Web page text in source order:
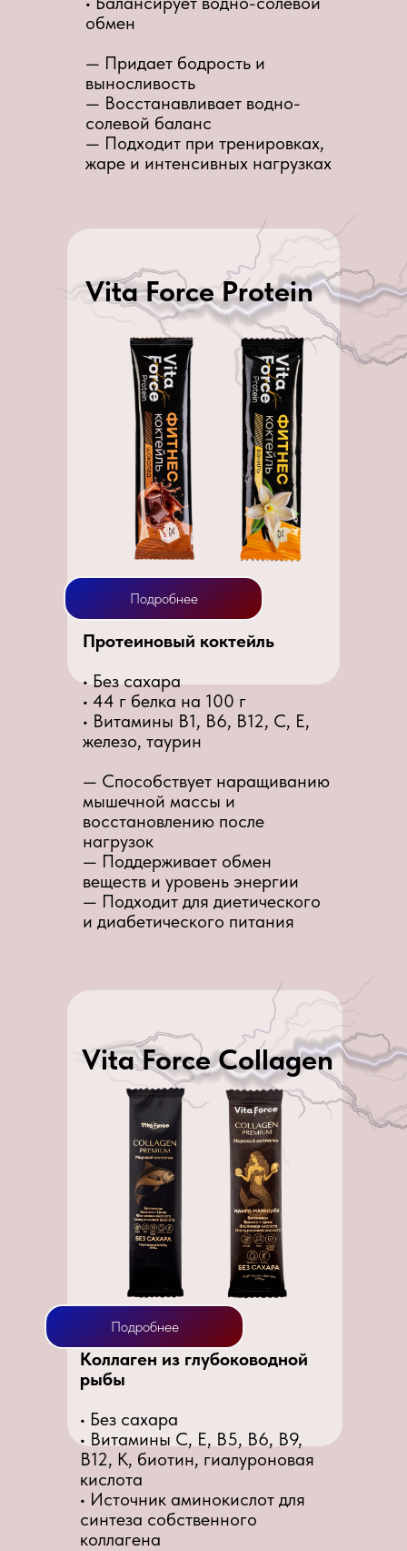
Vita Force Protein
Протеиновый коктейль
• Без сахара
• 44 г белка на 100 г
• Витамины B1, B6, B12, C, E,
железо, таурин
— Способствует наращиванию
мышечной массы и
восстановлению после
нагрузок
— Поддерживает обмен
веществ и уровень энергии
— Подходит для диетического
и диабетического питания
Подробнее
Vita Force Collagen
Коллаген из глубоководной
рыбы
• Без сахара
• Витамины C, E, B5, B6, B9,
B12, K, биотин, гиалуроновая
кислота
• Источник аминокислот для
синтеза собственного
коллагена
Подробнее
обмен
— Придает бодрость и
выносливость
— Восстанавливает водно-
солевой баланс
— Подходит при тренировках,
жаре и интенсивных нагрузках